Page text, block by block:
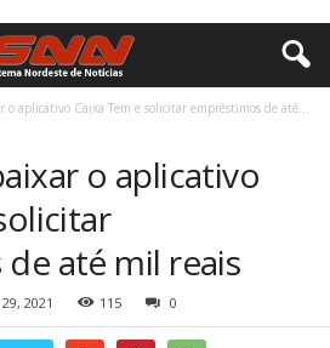
o aplicativo Caixa Tem e solicitar empréstimos de até...
o aplicativo
até mil reais
2021 115 0